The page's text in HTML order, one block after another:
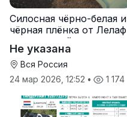
Силосная чёрно-белая и
чёрная плёнка от Лелаф
для траншей и ям
силоса/сенажа
Не указана
Вся Россия
24 мар 2026, 12:52 • 1 174